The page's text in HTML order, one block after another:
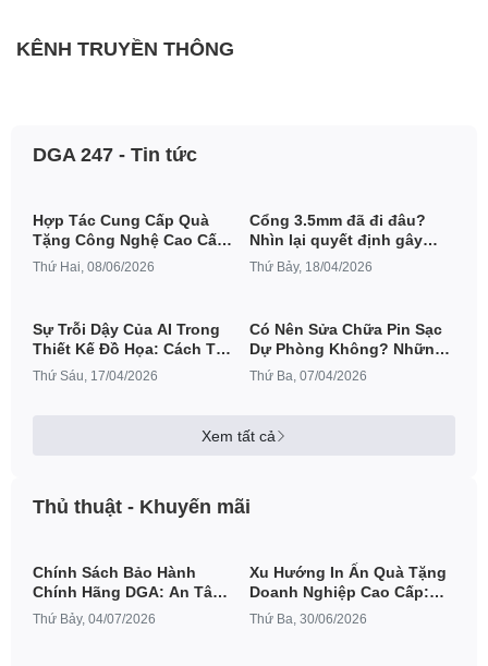
KÊNH TRUYỀN THÔNG
DGA 247 - Tin tức
Hợp Tác Cung Cấp Quà
Tặng Công Nghệ Cao Cấp
Cho Mitsubishi Electric
Thứ Hai, 08/06/2026
Cổng 3.5mm đã đi đâu?
Nhìn lại quyết định gây
tranh cãi nhất lịch sử
smartphone
Thứ Bảy, 18/04/2026
Sự Trỗi Dậy Của AI Trong
Thiết Kế Đồ Họa: Cách Tận
Dụng Midjourney Và Canva
AI Để Tối Ưu Quy Trình
Thứ Sáu, 17/04/2026
Có Nên Sửa Chữa Pin Sạc
Dự Phòng Không? Những
Sự Thật "Giật Mình" Bạn
Cần Biết
Thứ Ba, 07/04/2026
Xem tất cả
Thủ thuật - Khuyến mãi
Chính Sách Bảo Hành
Chính Hãng DGA: An Tâm
Tuyệt Đối Khi Mua Phụ
Kiện Baseus, Joyroom,
Thứ Bảy, 04/07/2026
Xu Hướng In Ấn Quà Tặng
Doanh Nghiệp Cao Cấp:
Giải Pháp Quảng Bá
Thương Hiệu Đột Phá
Thứ Ba, 30/06/2026